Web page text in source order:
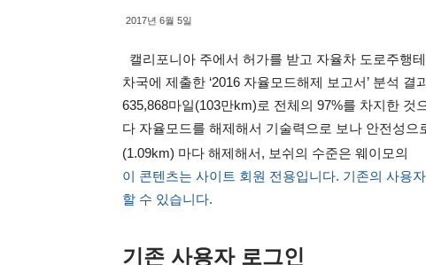
2017년 6월 5일
캘리포니아 주에서 허가를 받고 자율차 도로주행
차국에 제출한 ‘2016 자율모드해제 보고서’ 분석
635,868마일(103만km)로 전체의 97%를 차지한
다 자율모드를 해제해서 기술력으로 보나 안전성
(1.09km) 마다 해제해서, 보쉬의 수준은 웨이모의
이 콘텐츠는 사이트 회원 전용입니다. 기존의 사용
할 수 있습니다.
기존 사용자 로그인